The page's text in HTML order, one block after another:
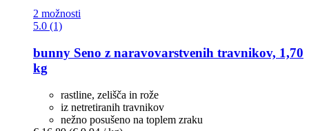
2 možnosti
5.0 (1)
bunny Seno z naravovarstvenih travnikov, 1,70
kg
rastline, zelišča in rože
iz netretiranih travnikov
nežno posušeno na toplem zraku